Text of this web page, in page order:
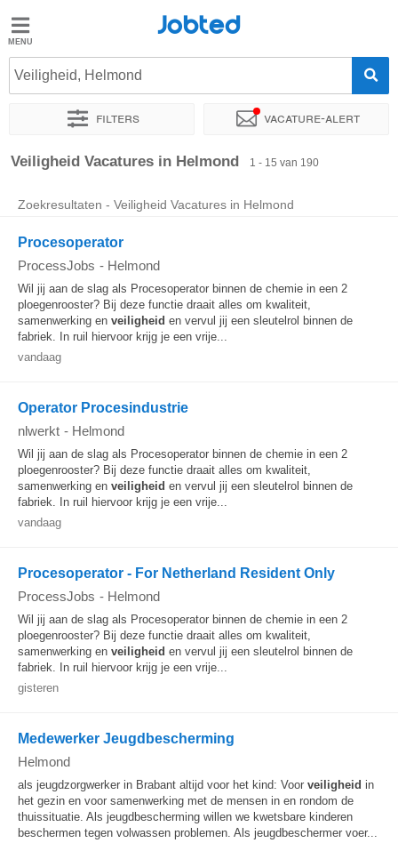
Jobted
Vacatures
Salarissen
Jobted
Veiligheid, Helmond
Filters Vacature-alert
Sorteer op Exacte locatie Bedrijf Uitzendbureau
Veiligheid Vacatures in Helmond 1 - 15 van 190
Zoekresultaten - Veiligheid Vacatures in Helmond
Procesoperator
ProcessJobs - Helmond
Wil jij aan de slag als Procesoperator binnen de chemie in een 2
ploegenrooster? Bij deze functie draait alles om kwaliteit,
samenwerking en veiligheid en vervul jij een sleutelrol binnen de
fabriek. In ruil hiervoor krijg je een vrije...
vandaag
Operator Procesindustrie
nlwerkt - Helmond
Wil jij aan de slag als Procesoperator binnen de chemie in een 2
ploegenrooster? Bij deze functie draait alles om kwaliteit,
samenwerking en veiligheid en vervul jij een sleutelrol binnen de
fabriek. In ruil hiervoor krijg je een vrije...
vandaag
Procesoperator - For Netherland Resident Only
ProcessJobs - Helmond
Wil jij aan de slag als Procesoperator binnen de chemie in een 2
ploegenrooster? Bij deze functie draait alles om kwaliteit,
samenwerking en veiligheid en vervul jij een sleutelrol binnen de
fabriek. In ruil hiervoor krijg je een vrije...
gisteren
Medewerker Jeugdbescherming
Helmond
als jeugdzorgwerker in Brabant altijd voor het kind: Voor veiligheid in
het gezin en voor samenwerking met de mensen in en rondom de
thuissituatie. Als jeugdbescherming willen we kwetsbare kinderen
beschermen tegen volwassen problemen. Als jeugdbeschermer voer...